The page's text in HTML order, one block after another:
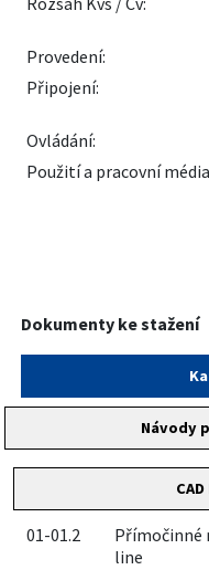
Provedení:
Připojení:
Ovládání:
Použití a pracovní
Dokumenty ke stažení
Návody
01-01.2
Přímočinné
line